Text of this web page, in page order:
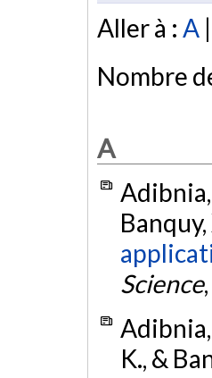
Aller à : A |
Nombre
A
Adibnia,
Science,
K., &